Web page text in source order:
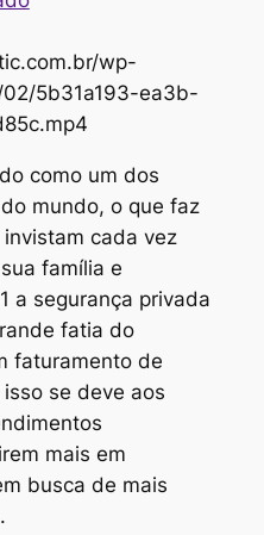
wp-
5b31a193-ea3b-
como um dos
mundo, o que faz
cada vez
família e
a segurança privada
fatia do
faturamento de
se deve aos
mais em
busca de mais